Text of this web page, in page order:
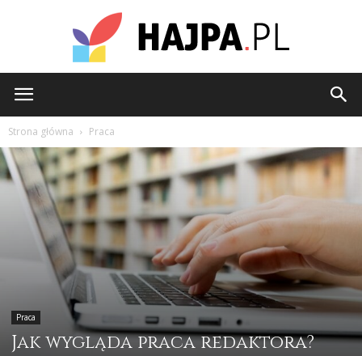
Strona główna Praca
Praca
Jak wygląda praca redaktora?